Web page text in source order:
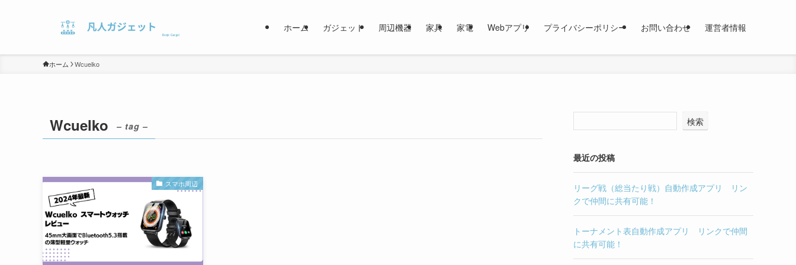
ホーム ガジェット 周辺機器 家具 家電 Webアプリ プライバシーポリシー お問い合わせ 運営者情報
ホーム Wcuelko
Wcuelko – tag –
スマホ周辺
検索
最近の投稿
リーグ戦（総当たり戦）自動作成アプリ リン
クで仲間に共有可能！
トーナメント表自動作成アプリ リンクで仲間
に共有可能！